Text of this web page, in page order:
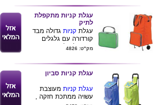
מגיע בצבעים טוקיז.ירוק
.ורוד
מידות עגלה : 26X35X96
ס"מ
מידות התיק : 20X57X48
ס"מ
עגלת קניות מתקפלת
לתיק
עגלת קניות גדולה מבד
קורדורה עם גלגלים
מתקפלת לתיק.
מידות: 49x32x13 ס"מ
מק"ט: 4826
עגלת קניות סביון
עגלת קניות מעוצבת
עשויה ממתכת חזקה ,